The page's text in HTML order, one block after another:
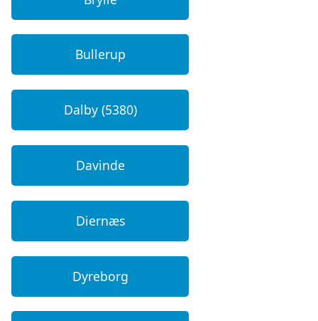
Bullerup
Dalby (5380)
Davinde
Diernæs
Dyreborg